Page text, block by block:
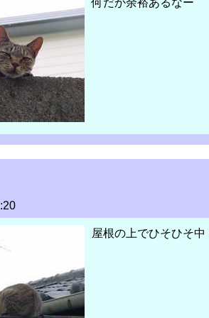
何だか余裕あるなー
屋根の上でひそひそ中